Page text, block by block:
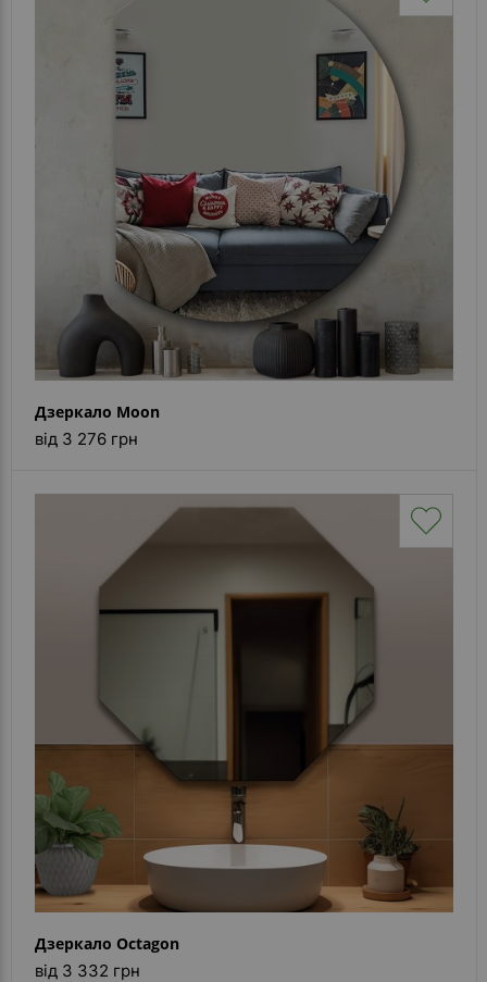
Дзеркало Moon
від 3 276 грн
Дзеркало Octagon
від 3 332 грн